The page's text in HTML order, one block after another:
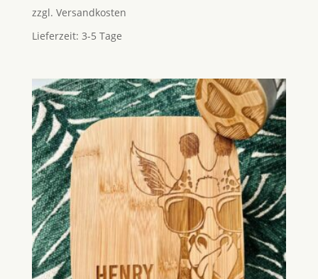
zzgl. Versandkosten
Lieferzeit: 3-5 Tage